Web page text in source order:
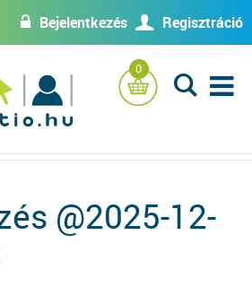
w Bejelentkezés U Regisztráció
0
L
@2025-12-